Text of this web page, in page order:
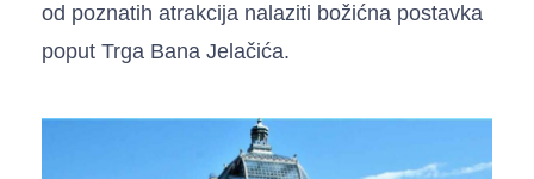
od poznatih atrakcija nalaziti božićna postavka
poput Trga Bana Jelačića.